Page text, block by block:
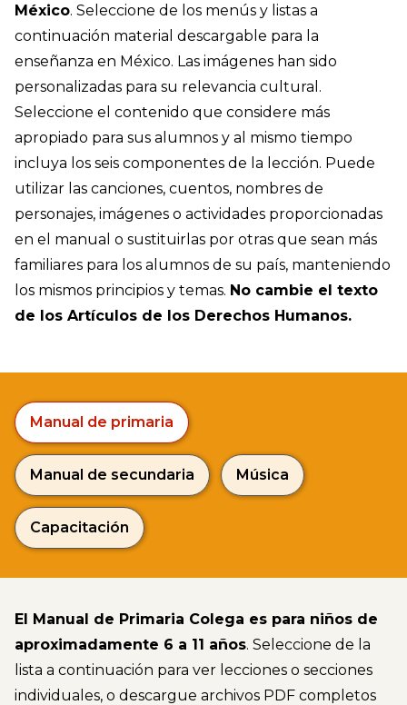
México. Seleccione de los menús y listas a
continuación material descargable para la
enseñanza en México. Las imágenes han sido
personalizadas para su relevancia cultural.
Seleccione el contenido que considere más
apropiado para sus alumnos y al mismo tiempo
incluya los seis componentes de la lección. Puede
utilizar las canciones, cuentos, nombres de
personajes, imágenes o actividades proporcionadas
en el manual o sustituirlas por otras que sean más
familiares para los alumnos de su país, manteniendo
los mismos principios y temas. No cambie el texto
de los Artículos de los Derechos Humanos.
Manual de primaria
Manual de secundaria Música
Capacitación
El Manual de Primaria Colega es para niños de
aproximadamente 6 a 11 años. Seleccione de la
lista a continuación para ver lecciones o secciones
individuales, o descargue archivos PDF completos